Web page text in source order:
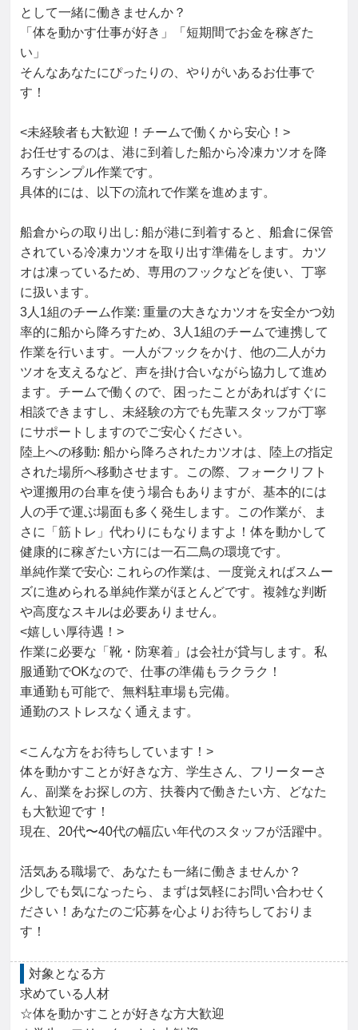
として一緒に働きませんか？
「体を動かす仕事が好き」「短期間でお金を稼ぎた
い」
そんなあなたにぴったりの、やりがいあるお仕事で
す！
<未経験者も大歓迎！チームで働くから安心！>
お任せするのは、港に到着した船から冷凍カツオを降
ろすシンプル作業です。
具体的には、以下の流れで作業を進めます。
船倉からの取り出し: 船が港に到着すると、船倉に保管
されている冷凍カツオを取り出す準備をします。カツ
オは凍っているため、専用のフックなどを使い、丁寧
に扱います。
3人1組のチーム作業: 重量の大きなカツオを安全かつ効
率的に船から降ろすため、3人1組のチームで連携して
作業を行います。一人がフックをかけ、他の二人がカ
ツオを支えるなど、声を掛け合いながら協力して進め
ます。チームで働くので、困ったことがあればすぐに
相談できますし、未経験の方でも先輩スタッフが丁寧
にサポートしますのでご安心ください。
陸上への移動: 船から降ろされたカツオは、陸上の指定
された場所へ移動させます。この際、フォークリフト
や運搬用の台車を使う場合もありますが、基本的には
人の手で運ぶ場面も多く発生します。この作業が、ま
さに「筋トレ」代わりにもなりますよ！体を動かして
健康的に稼ぎたい方には一石二鳥の環境です。
単純作業で安心: これらの作業は、一度覚えればスムー
ズに進められる単純作業がほとんどです。複雑な判断
や高度なスキルは必要ありません。
<嬉しい厚待遇！>
作業に必要な「靴・防寒着」は会社が貸与します。私
服通勤でOKなので、仕事の準備もラクラク！
車通勤も可能で、無料駐車場も完備。
通勤のストレスなく通えます。
<こんな方をお待ちしています！>
体を動かすことが好きな方、学生さん、フリーターさ
ん、副業をお探しの方、扶養内で働きたい方、どなた
も大歓迎です！
現在、20代〜40代の幅広い年代のスタッフが活躍中。
活気ある職場で、あなたも一緒に働きませんか？
少しでも気になったら、まずは気軽にお問い合わせく
ださい！あなたのご応募を心よりお待ちしておりま
す！
対象となる方
求めている人材
☆体を動かすことが好きな方大歓迎